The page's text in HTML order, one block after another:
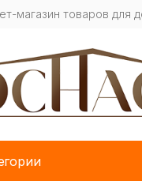
магазин товаров для